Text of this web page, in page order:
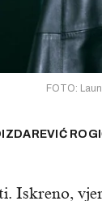
FOTO:
Iskreno,